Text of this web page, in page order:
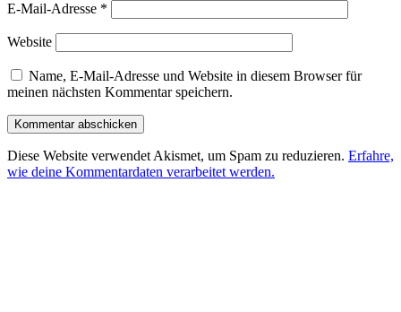
E-Mail-Adresse *
Website
Name, E-Mail-Adresse und Website in diesem Browser für
meinen nächsten Kommentar speichern.
Diese Website verwendet Akismet, um Spam zu reduzieren. Erfahre,
wie deine Kommentardaten verarbeitet werden.